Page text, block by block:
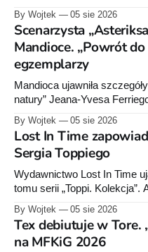
dotyczące prania. Powstała
pod nazwą marki.
By Wojtek 05 sie 2026
Scenarzysta
Mandioce. „Powrót
egzemplarzy
Mandioca ujawniła
natury” Jeana-Yvesa
290 stron.
By Wojtek 05 sie 2026
Lost In Time
Sergia Toppiego
Wydawnictwo Lost In Time
tomu serii „Toppi.
By Wojtek 05 sie 2026
Tex debiutuje w Tore.
na MFKiG 2026